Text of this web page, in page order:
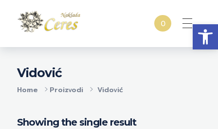
0
Home Proizvodi Vidović
Vidović
Showing the single result